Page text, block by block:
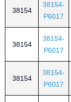
38154
38154-
P6017
38154
38154-
P6017
38154
38154-
P6017